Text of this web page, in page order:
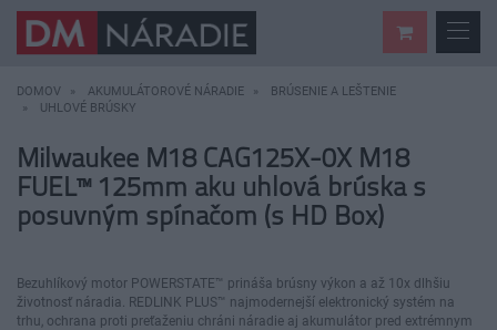
DOMOV AKUMULÁTOROVÉ NÁRADIE
BRÚSENIE A LEŠTENIE
UHLOVÉ BRÚSKY
Milwaukee M18 CAG125X-0X M18
FUEL™ 125mm aku uhlová brúska s
posuvným spínačom (s HD Box)
Bezuhlíkový motor POWERSTATE™ prináša brúsny výkon a až 10x dlhšiu
životnosť náradia. REDLINK PLUS™ najmodernejší elektronický systém na
trhu, ochrana proti preťaženiu chráni náradie aj akumulátor pred extrémnym